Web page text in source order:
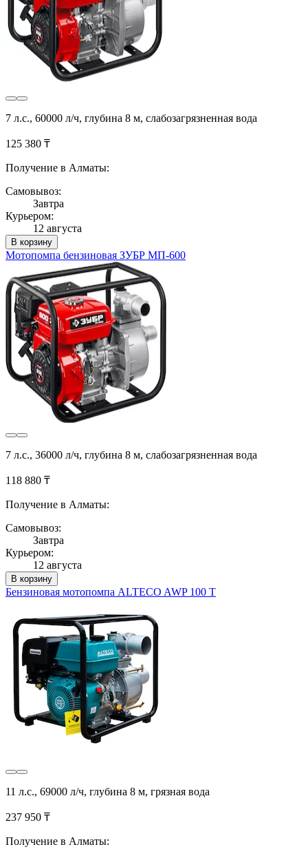
7 л.с., 60000 л/ч, глубина 8 м, слабозагрязненная вода
125 380 ₸
Получение в Алматы:
Самовывоз:
Завтра
Курьером:
12 августа
В корзину
Мотопомпа бензиновая ЗУБР МП-600
7 л.с., 36000 л/ч, глубина 8 м, слабозагрязненная вода
118 880 ₸
Получение в Алматы:
Самовывоз:
Завтра
Курьером:
12 августа
В корзину
Бензиновая мотопомпа ALTECO AWP 100 T
11 л.с., 69000 л/ч, глубина 8 м, грязная вода
237 950 ₸
Получение в Алматы: